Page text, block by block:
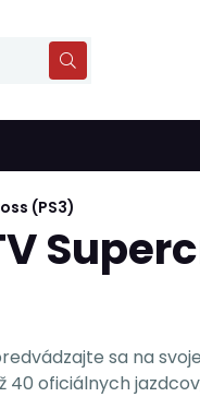
(PS3)
sa na
40 oficiálnych